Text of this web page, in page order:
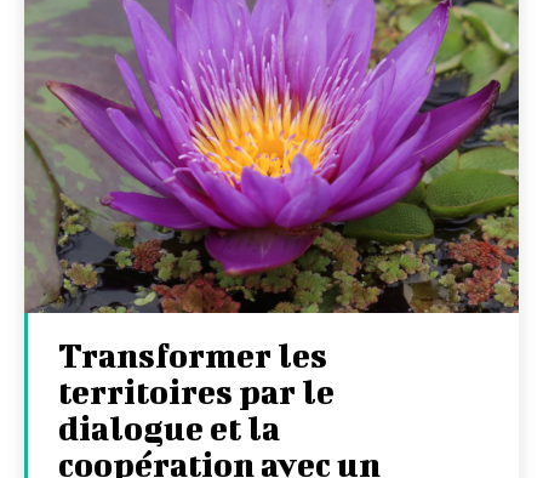
Transformer les
territoires par le
dialogue et la
coopération avec un